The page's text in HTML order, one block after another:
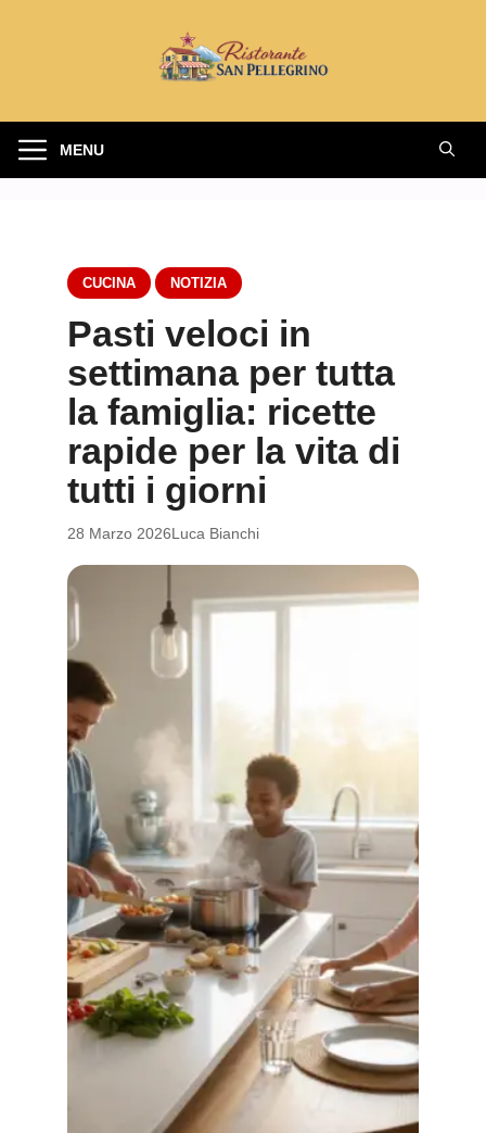
MENU
CUCINA NOTIZIA
Pasti veloci in
settimana per tutta
la famiglia: ricette
rapide per la vita di
tutti i giorni
28 Marzo 2026Luca Bianchi